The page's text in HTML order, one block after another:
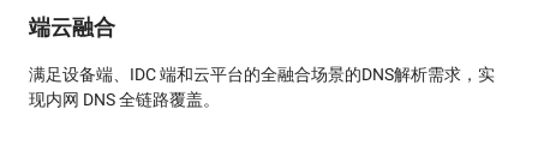
端云融合
满足设备端、IDC 端和云平台的全融合场景的DNS解析需求，实
现内网 DNS 全链路覆盖。